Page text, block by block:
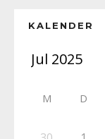
KALENDER
M D